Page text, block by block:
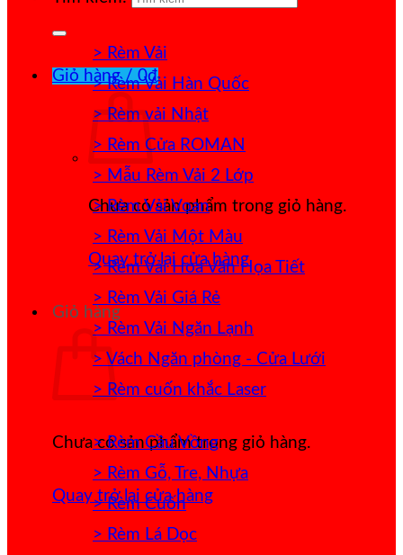
Giỏ hàng /0₫
Chưa có sản phẩm trong giỏ hàng.
Quay trở lại cửa hàng
Giỏ hàng
Chưa có sản phẩm trong giỏ hàng.
Quay trở lại cửa hàng
> Rèm Vải
> Rèm Vải Hàn Quốc
> Rèm vải Nhật
> Rèm Cửa ROMAN
> Mẫu Rèm Vải 2 Lớp
> Rèm Vải Voan
> Rèm Vải Một Màu
> Rèm Vải Hoa Văn Họa Tiết
> Rèm Vải Giá Rẻ
> Rèm Vải Ngăn Lạnh
> Vách Ngăn phòng - Cửa Lưới
> Rèm cuốn khắc Laser
> Rèm Cầu Vồng
> Rèm Gỗ, Tre, Nhựa
> Rèm Cuốn
> Rèm Lá Dọc